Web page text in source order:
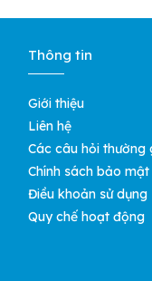
Thông tin
Giới thiệu
Liên hệ
Các câu hỏi thường
Chính sách bảo mật
Điều khoản sử dụng
Quy chế hoạt động